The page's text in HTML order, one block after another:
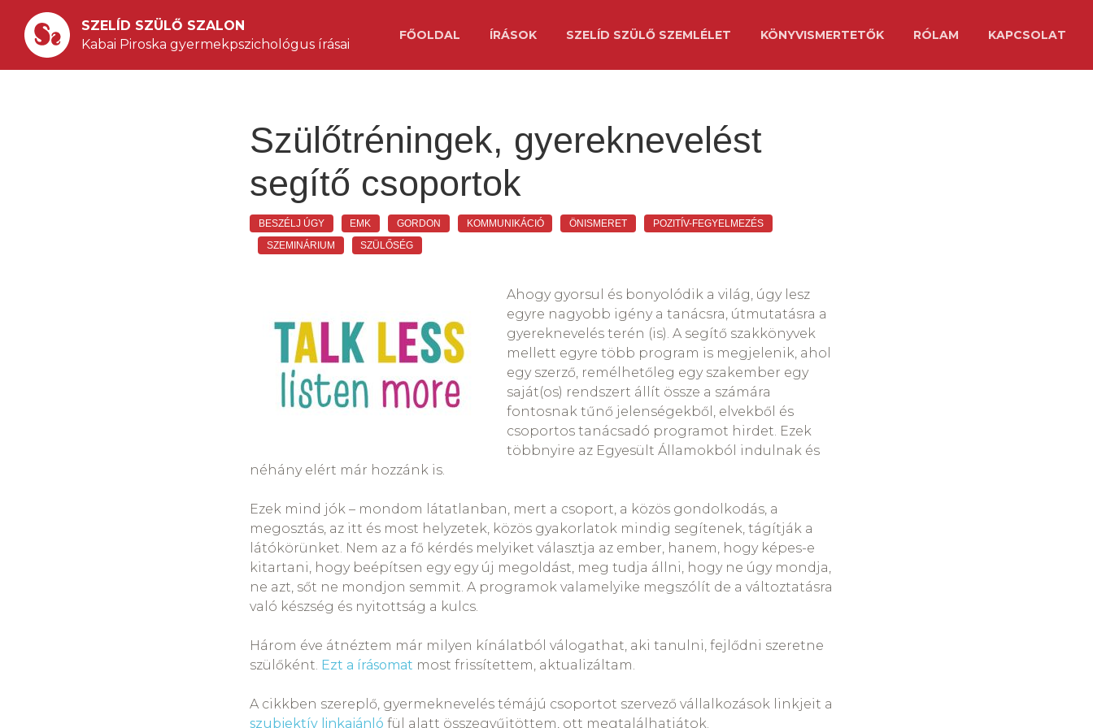
SZELÍD SZÜLŐ SZALON
Kabai Piroska gyermekpszichológus írásai
FŐOLDAL ÍRÁSOK SZELÍD SZÜLŐ SZEMLÉLET KÖNYVISMERTETŐK RÓLAM KAPCSOLAT
Szülőtréningek, gyereknevelést
segítő csoportok
BESZÉLJ ÚGY EMK GORDON KOMMUNIKÁCIÓ ÖNISMERET
POZITÍV-FEGYELMEZÉS
SZEMINÁRIUM
SZÜLŐSÉG
Ahogy gyorsul és bonyolódik a világ, úgy lesz
egyre nagyobb igény a tanácsra, útmutatásra a
gyereknevelés terén (is). A segítő szakkönyvek
mellett egyre több program is megjelenik, ahol
egy szerző, remélhetőleg egy szakember egy
saját(os) rendszert állít össze a számára
fontosnak tűnő jelenségekből, elvekből és
csoportos tanácsadó programot hirdet. Ezek
többnyire az Egyesült Államokból indulnak és
néhány elért már hozzánk is.
Ezek mind jók – mondom látatlanban, mert a csoport, a közös gondolkodás, a
megosztás, az itt és most helyzetek, közös gyakorlatok mindig segítenek, tágítják a
látókörünket. Nem az a fő kérdés melyiket választja az ember, hanem, hogy képes-e
kitartani, hogy beépítsen egy egy új megoldást, meg tudja állni, hogy ne úgy mondja,
ne azt, sőt ne mondjon semmit. A programok valamelyike megszólít de a változtatásra
való készség és nyitottság a kulcs.
Három éve átnéztem már milyen kínálatból válogathat, aki tanulni, fejlődni szeretne
szülőként. Ezt a írásomat most frissítettem, aktualizáltam.
A cikkben szereplő, gyermeknevelés témájú csoportot szervező vállalkozások linkjeit a
szubjektív linkajánló fül alatt összegyűjtöttem, ott megtalálhatjátok.